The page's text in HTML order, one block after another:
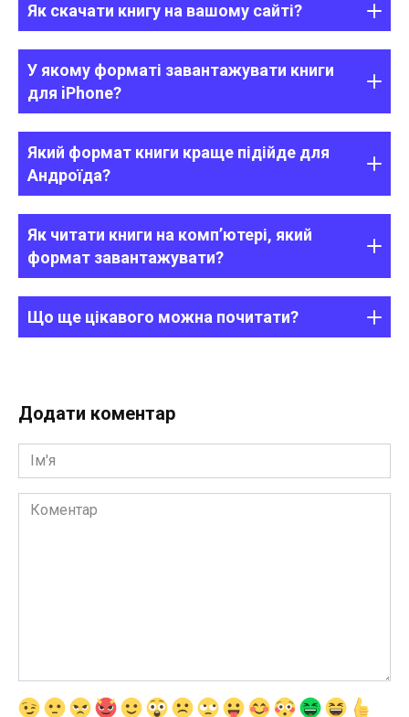
Як скачати книгу на вашому сайті?
У якому форматі завантажувати книги
для iPhone?
Який формат книги краще підійде для
Андроїда?
Як читати книги на комп’ютері, який
формат завантажувати?
Що ще цікавого можна почитати?
Додати коментар
Ім'я
Коментар